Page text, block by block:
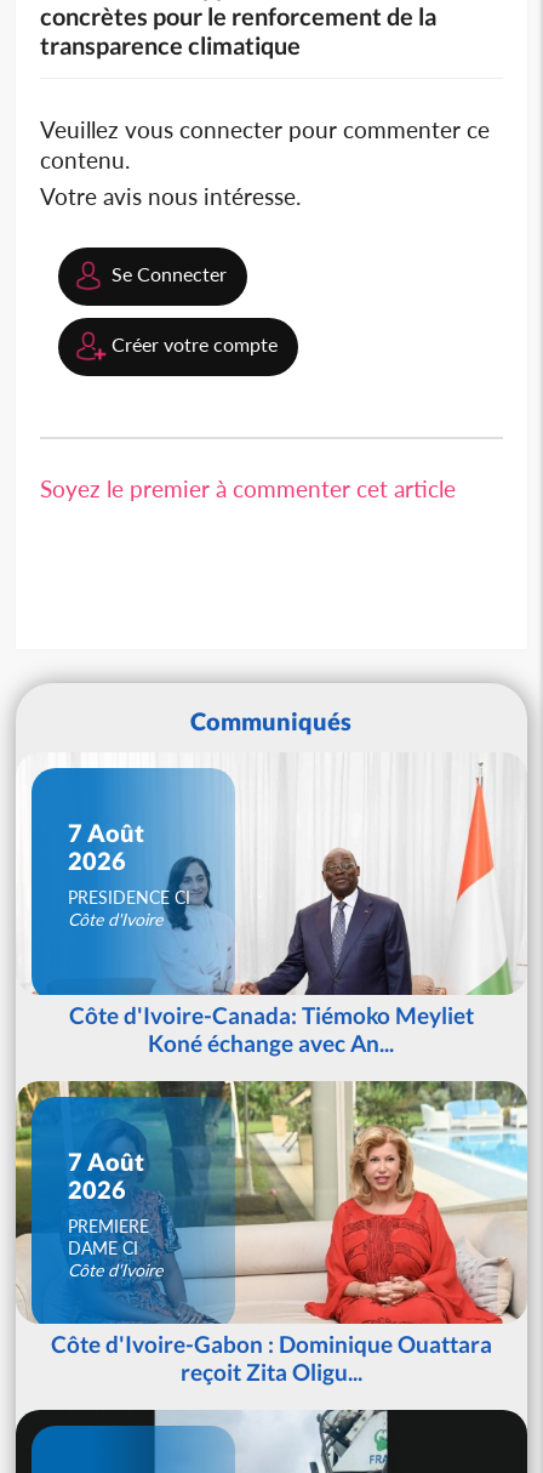
concrètes pour le renforcement de la
transparence climatique
Veuillez vous connecter pour commenter ce
contenu.
Votre avis nous intéresse.
Se Connecter
Créer votre compte
Soyez le premier à commenter cet article
Communiqués
7 Août
2026
PRESIDENCE CI
Côte d'Ivoire
Côte d'Ivoire-Canada: Tiémoko Meyliet
Koné échange avec An...
7 Août
2026
PREMIERE
DAME CI
Côte d'Ivoire
Côte d'Ivoire-Gabon : Dominique Ouattara
reçoit Zita Oligu...